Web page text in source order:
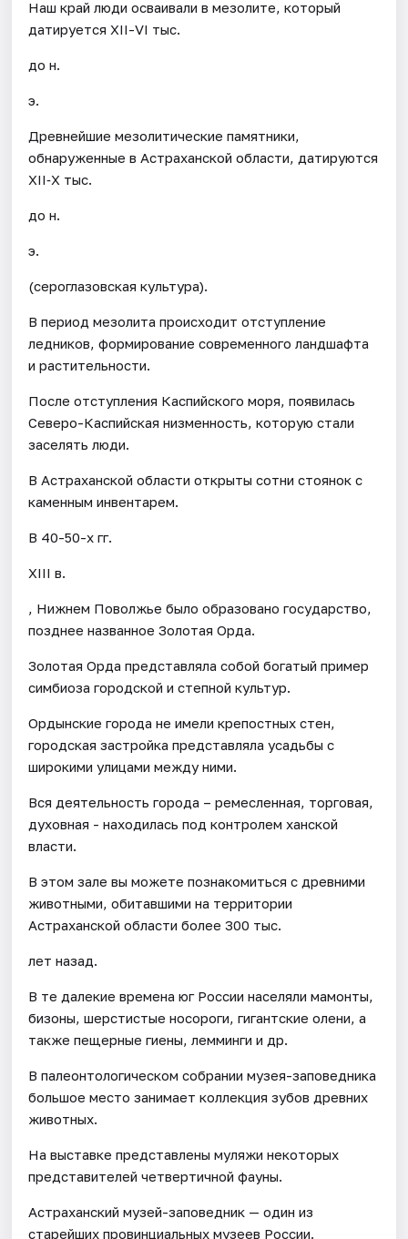
Наш край люди осваивали в мезолите, который
датируется XII-VI тыс.
до н.
э.
Древнейшие мезолитические памятники,
обнаруженные в Астраханской области, датируются
XII‐X тыс.
до н.
э.
(сероглазовская культура).
В период мезолита происходит отступление
ледников, формирование современного ландшафта
и растительности.
После отступления Каспийского моря, появилась
Северо-Каспийская низменность, которую стали
заселять люди.
В Астраханской области открыты сотни стоянок с
каменным инвентарем.
В 40-50-х гг.
XIII в.
, Нижнем Поволжье было образовано государство,
позднее названное Золотая Орда.
Золотая Орда представляла собой богатый пример
симбиоза городской и степной культур.
Ордынские города не имели крепостных стен,
городская застройка представляла усадьбы с
широкими улицами между ними.
Вся деятельность города – ремесленная, торговая,
духовная - находилась под контролем ханской
власти.
В этом зале вы можете познакомиться с древними
животными, обитавшими на территории
Астраханской области более 300 тыс.
лет назад.
В те далекие времена юг России населяли мамонты,
бизоны, шерстистые носороги, гигантские олени, а
также пещерные гиены, лемминги и др.
В палеонтологическом собрании музея-заповедника
большое место занимает коллекция зубов древних
животных.
На выставке представлены муляжи некоторых
представителей четвертичной фауны.
Астраханский музей-заповедник — один из
старейших провинциальных музеев России.